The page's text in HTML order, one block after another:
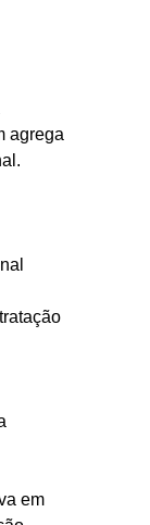
agrega
em